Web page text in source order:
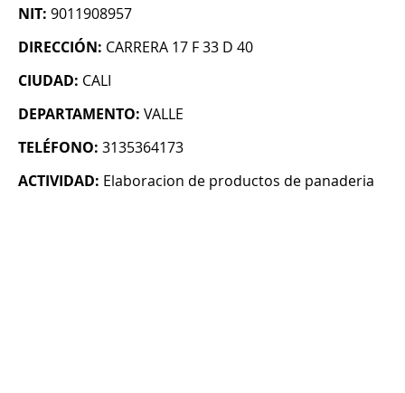
NIT: 9011908957
DIRECCIÓN: CARRERA 17 F 33 D 40
CIUDAD: CALI
DEPARTAMENTO: VALLE
TELÉFONO: 3135364173
ACTIVIDAD: Elaboracion de productos de panaderia